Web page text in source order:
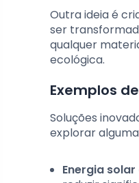
Outra ideia é
ser
qualquer
ecológica.
Exemplos
Soluções
explorar
Energia